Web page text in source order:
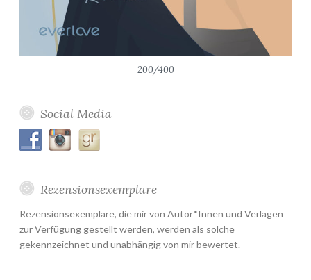
200/400
Social Media
Rezensionsexemplare
Rezensionsexemplare, die mir von Autor*Innen und Verlagen
zur Verfügung gestellt werden, werden als solche
gekennzeichnet und unabhängig von mir bewertet.